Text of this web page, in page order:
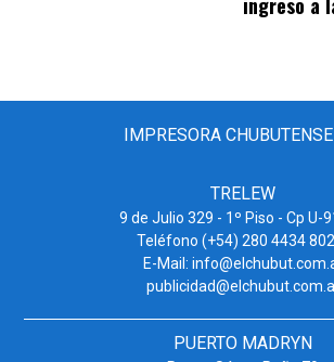
IMPRESORA
TRELEW
9 de Julio 329 - 1º Piso - Cp U-
Teléfono (+54) 280 4434
E-Mail:
PUERTO MADRYN